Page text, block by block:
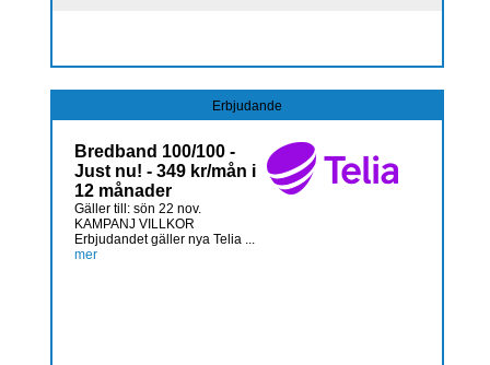
Erbjudande
Bredband 100/100 -
Just nu! - 349 kr/mån i
12 månader
Gäller till: sön 22 nov.
KAMPANJ VILLKOR
Erbjudandet gäller nya Telia ...
mer